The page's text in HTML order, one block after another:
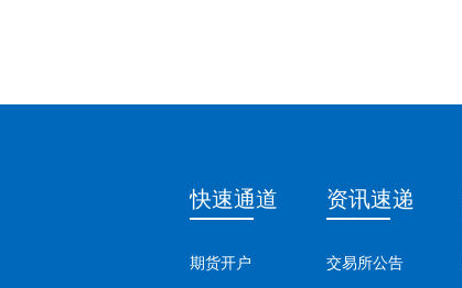
快速通道
期货开户
资讯速递
交易所公告